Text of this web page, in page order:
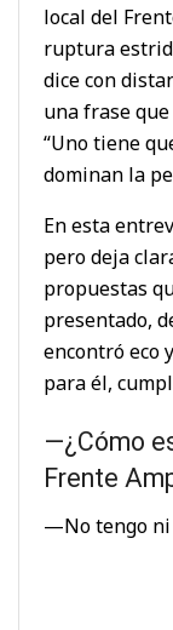
local del
ruptura
dice con
una frase
“Uno tiene
dominan la
En esta
pero deja
propuestas
presentado,
encontró eco
para él,
—¿Cómo
Frente
—No tengo ni